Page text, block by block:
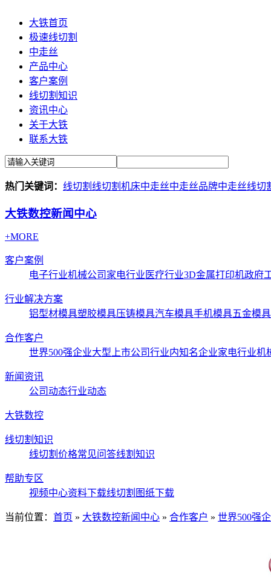
大铁首页
极速线切割
中走丝
产品中心
客户案例
线切割知识
资讯中心
关于大铁
联系大铁
热门关键词： 线切割 线切割机床中走丝中走丝品牌中走丝线切
大铁数控新闻中心
+MORE
客户案例
电子行业机械公司 家电行业 医疗行业3D金属打印机政府
行业解决方案
铝型材模具塑胶模具压铸模具汽车模具手机模具五金模具
合作客户
世界500强企业大型上市公司行业内知名企业家电行业机
新闻资讯
公司动态行业动态
大铁数控
线切割知识
线切割价格常见问答线割知识
帮助专区
视频中心资料下载线切割图纸下载
当前位置： 首页 » 大铁数控新闻中心 » 合作客户 » 世界500强